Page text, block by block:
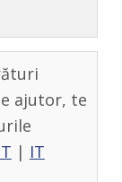
ajutor, te
| IT